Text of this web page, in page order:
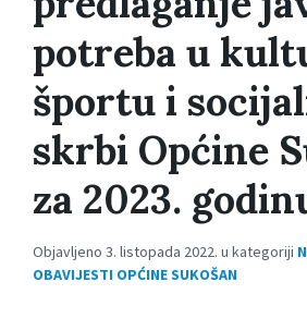
potreba u
športu i
skrbi Općine
za 2023.
Objavljeno 3. listopada 2022. u kategoriji
OBAVIJESTI OPĆINE SUKOŠAN